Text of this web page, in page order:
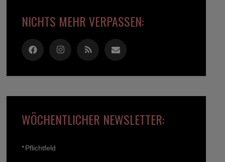
NICHTS MEHR VERPASSEN:
WÖCHENTLICHER NEWSLETTER:
*Pflichtfeld